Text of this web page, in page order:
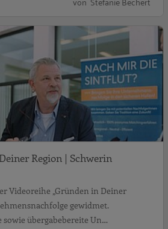
Region | Schwerin
Videoreihe „Gründen in Deiner
gewidmet.
übergabebereite Un…